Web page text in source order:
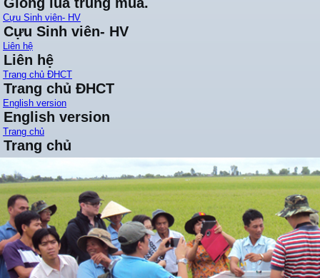
Cựu Sinh viên- HV
Cựu Sinh viên- HV
Liên hệ
Liên hệ
Trang chủ ĐHCT
Trang chủ ĐHCT
English version
English version
Trang chủ
Trang chủ